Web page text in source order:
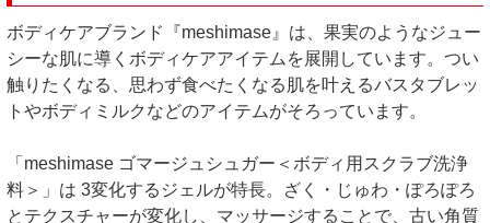
ボディケアブランド『meshimase』は、果実のようなジュー
シーな肌に導くボディケアアイテムを展開しています。つい
触りたくなる、思わず食べたくなる肌を叶えるバスタブレッ
トやボディミルクなどのアイテムがそろっています。
「meshimase ゴマージュシュガー＜ボディ用スクラブ洗浄
料＞」は 3変化するジェルが特長。ざく・じゅわ・ぽろぽろ
とテクスチャーが変化し、マッサージすることで、古い角質